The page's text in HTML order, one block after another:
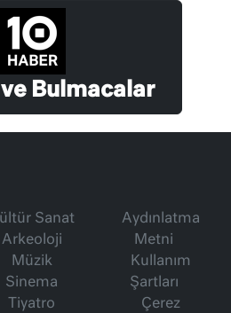
Bulmacalar
Sanat
Arkeoloji
Müzik
Sinema
Tiyatro
Aydınlatma
Metni
Kullanım
Şartları
Çerez